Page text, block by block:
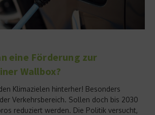
eine Förderung zur
Wallbox?
Klimazielen hinterher! Besonders
Verkehrsbereich. Sollen doch bis 2030
reduziert werden. Die Politik versucht,